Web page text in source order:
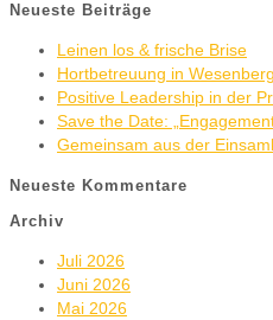
Neueste Beiträge
Leinen los & frische Brise
Hortbetreuung in
Positive Leadership in der
Save the Date:
Gemeinsam aus der
Neueste Kommentare
Archiv
Juli 2026
Juni 2026
Mai 2026